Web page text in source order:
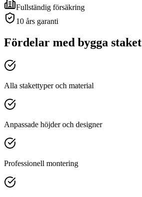
Fullständig försäkring
10 års garanti
Fördelar med bygga staket
Alla stakettyper och material
Anpassade höjder och designer
Professionell montering